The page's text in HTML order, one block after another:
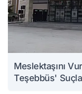
Meslektaşını
Teşebbüs'